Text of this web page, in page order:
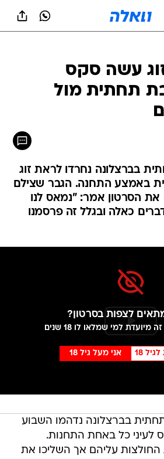
עשה סקס
תחתית מול
בברצלונה נחרדו לראת זוג
באמצע התחנה. הגבר שצילם
את הסרטון אמר: "נמאס לנו
כאלה ובגלל זה פרסמנו
לצפות בסרטון?
למי שמלאו לו 18 שנים
18 אני מעל גיל 18
בברצלונה נדהמו השבוע
לעיני כל באחת התחנות.
החולצות עליהם אך השליכו את